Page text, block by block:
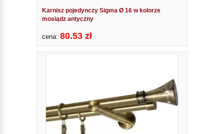
Karnisz pojedynczy Sigma Ø 16 w kolorze
mosiądz antyczny
cena: 80.53 zł